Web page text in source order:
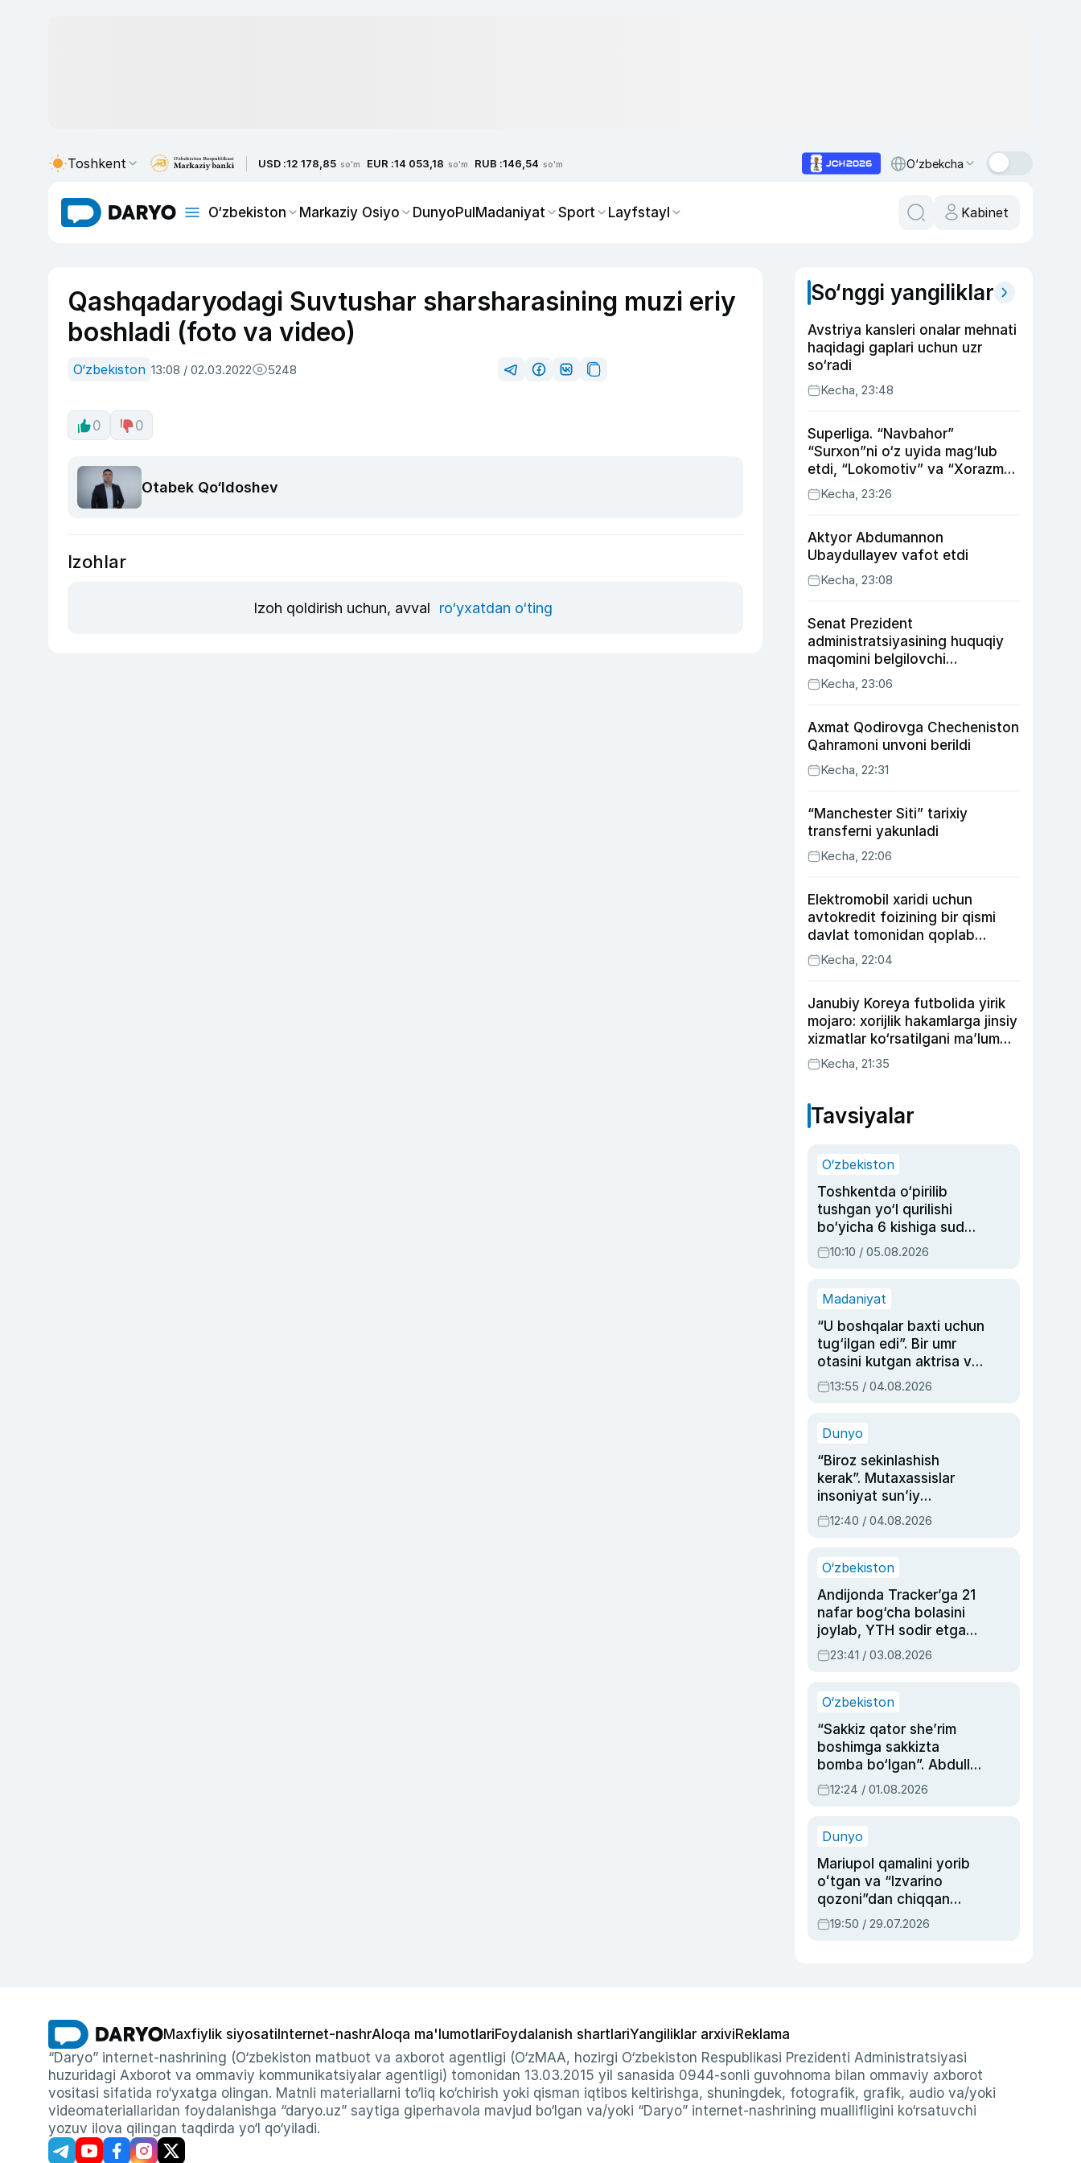
Toshkent USD :12 178,85 so'm EUR :14 053,18 so'm RUB :146,54 so'm O‘zbekcha
O‘zbekiston Markaziy Osiyo DunyoPulMadaniyat Sport Layfstayl Kabinet
Qashqadaryodagi Suvtushar sharsharasining muzi eriy
boshladi (foto va video)
O‘zbekiston 13:08 / 02.03.2022 5248
0 0
Otabek Qo‘ldoshev
Izohlar
Izoh qoldirish uchun, avval ro‘yxatdan o‘ting
So‘nggi yangiliklar
Avstriya kansleri onalar mehnati
haqidagi gaplari uchun uzr
so‘radi
Kecha, 23:48
Superliga. “Navbahor”
“Surxon”ni o‘z uyida mag‘lub
etdi, “Lokomotiv” va “Xorazm”
uyda g‘alaba qozondi
Kecha, 23:26
Aktyor Abdu­mannon
Ubaydullayev vafot etdi
Kecha, 23:08
Senat Prezident
administratsiyasining huquqiy
maqomini belgilovchi
konstitutsiyaviy qonunni
ma’qulladi
Kecha, 23:06
Axmat Qodirovga Checheniston
Qahramoni unvoni berildi
Kecha, 22:31
“Manchester Siti” tarixiy
transferni yakunladi
Kecha, 22:06
Elektromobil xaridi uchun
avtokredit foizining bir qismi
davlat tomonidan qoplab
berilishi mumkin
Kecha, 22:04
Janubiy Koreya futbolida yirik
mojaro: xorijlik hakamlarga jinsiy
xizmatlar ko‘rsatilgani ma’lum
qilindi
Kecha, 21:35
Tavsiyalar
O‘zbekiston
Toshkentda o‘pirilib
tushgan yo‘l qurilishi
bo‘yicha 6 kishiga sud
hukmi o‘qildi
10:10 / 05.08.2026
Madaniyat
“U boshqalar baxti uchun
tug‘ilgan edi”. Bir umr
otasini kutgan aktrisa va
dublyaj ustasi Rimma
Ahmedovaning
13:55 / 04.08.2026
Dunyo
“Biroz sekinlashish
kerak”. Mutaxassislar
insoniyat sun’iy
intellektni boshqara
olmay qolishidan xavotir
12:40 / 04.08.2026
O‘zbekiston
Andijonda Tracker’ga 21
nafar bog‘cha bolasini
joylab, YTH sodir etgan
ayolga sud hukmi o‘qildi
23:41 / 03.08.2026
O‘zbekiston
“Sakkiz qator she’rim
boshimga sakkizta
bomba bo‘lgan”. Abdulla
Oripovni siyosiy
ayblovlardan asrab
12:24 / 01.08.2026
Dunyo
Mariupol qamalini yorib
oʻtgan va “Izvarino
qozoni”dan chiqqan
qahramon — Ukraina
armiyasi bosh
19:50 / 29.07.2026
Maxfiylik siyosati Internet-nashrAloqa ma'lumotlariFoydalanish shartlariYangiliklar arxiviReklama
“Daryo” internet-nashrining (O‘zbekiston matbuot va axborot agentligi (O‘zMAA, hozirgi O‘zbekiston Respublikasi Prezidenti Administratsiyasi
huzuridagi Axborot va ommaviy kommunikatsiyalar agentligi) tomonidan 13.03.2015 yil sanasida 0944-sonli guvohnoma bilan ommaviy axborot
vositasi sifatida ro‘yxatga olingan. Matnli materiallarni to‘liq ko‘chirish yoki qisman iqtibos keltirishga, shuningdek, fotografik, grafik, audio va/yoki
videomateriallaridan foydalanishga “daryo.uz” saytiga giperhavola mavjud bo‘lgan va/yoki “Daryo” internet-nashrining muallifligini ko‘rsatuvchi
yozuv ilova qilingan taqdirda yo‘l qo‘yiladi.